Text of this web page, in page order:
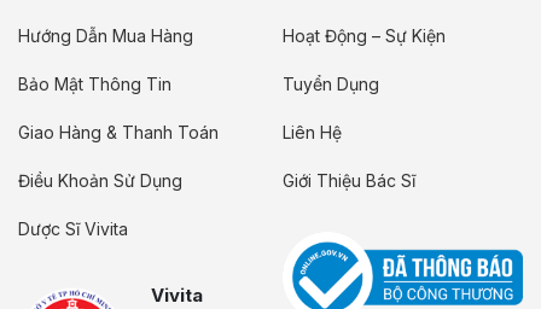
Hướng Dẫn Mua Hàng
Bảo Mật Thông Tin
Giao Hàng & Thanh Toán
Điều Khoản Sử Dụng
Dược Sĩ Vivita
Vivita
Hoạt Động – Sự Kiện
Tuyển Dụng
Liên Hệ
Giới Thiệu Bác Sĩ